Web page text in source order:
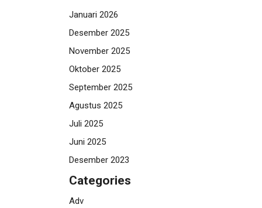
Januari 2026
Desember 2025
November 2025
Oktober 2025
September 2025
Agustus 2025
Juli 2025
Juni 2025
Desember 2023
Categories
Adv